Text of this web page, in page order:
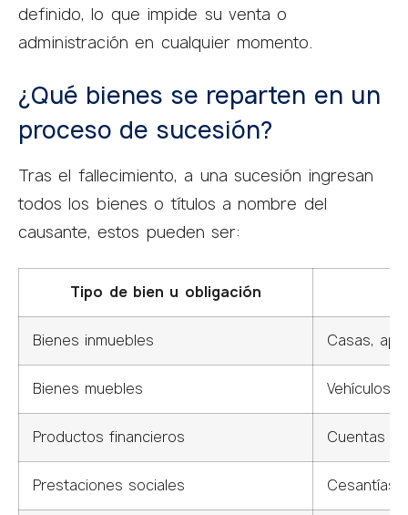
definido, lo que impide su venta o
administración en cualquier momento.
¿Qué bienes se reparten en un
proceso de sucesión?
Tras el fallecimiento, a una sucesión ingresan
todos los bienes o títulos a nombre del
causante, estos pueden ser:
Tipo de bien u obligación
Bienes inmuebles Casas,
Bienes muebles Vehículos,
Productos financieros Cuentas
Prestaciones sociales Cesantías,